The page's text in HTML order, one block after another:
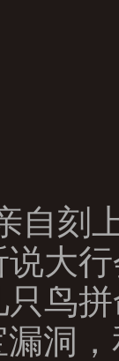
自刻
说大
鸟
洞